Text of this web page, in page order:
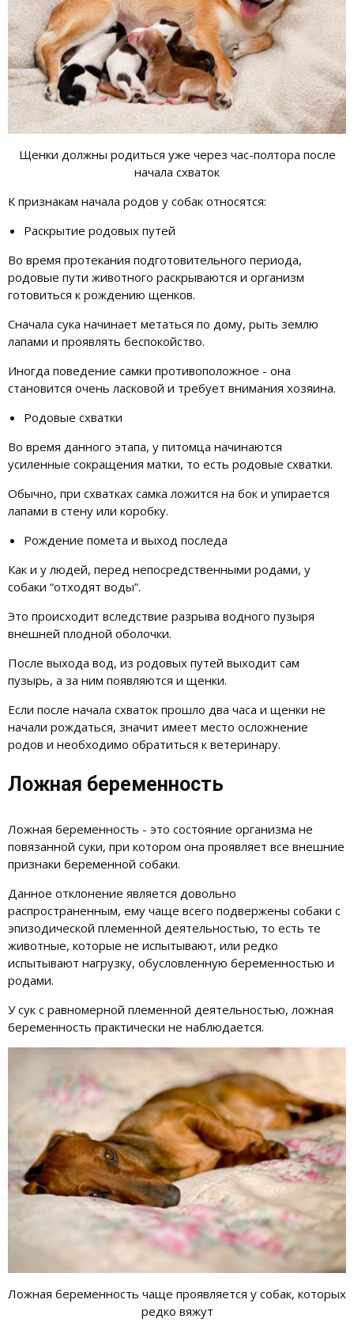
Щенки должны родиться уже через час-полтора после
начала схваток
К признакам начала родов у собак относятся:
Раскрытие родовых путей
Во время протекания подготовительного периода,
родовые пути животного раскрываются и организм
готовиться к рождению щенков.
Сначала сука начинает метаться по дому, рыть землю
лапами и проявлять беспокойство.
Иногда поведение самки противоположное - она
становится очень ласковой и требует внимания хозяина.
Родовые схватки
Во время данного этапа, у питомца начинаются
усиленные сокращения матки, то есть родовые схватки.
Обычно, при схватках самка ложится на бок и упирается
лапами в стену или коробку.
Рождение помета и выход последа
Как и у людей, перед непосредственными родами, у
собаки “отходят воды”.
Это происходит вследствие разрыва водного пузыря
внешней плодной оболочки.
После выхода вод, из родовых путей выходит сам
пузырь, а за ним появляются и щенки.
Если после начала схваток прошло два часа и щенки не
начали рождаться, значит имеет место осложнение
родов и необходимо обратиться к ветеринару.
Ложная беременность
Ложная беременность - это состояние организма не
повязанной суки, при котором она проявляет все внешние
признаки беременной собаки.
Данное отклонение является довольно
распространенным, ему чаще всего подвержены собаки с
эпизодической племенной деятельностью, то есть те
животные, которые не испытывают, или редко
испытывают нагрузку, обусловленную беременностью и
родами.
У сук с равномерной племенной деятельностью, ложная
беременность практически не наблюдается.
Ложная беременность чаще проявляется у собак, которых
редко вяжут